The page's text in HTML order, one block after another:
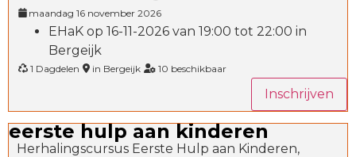
maandag 16 november 2026
EHaK op 16-11-2026 van 19:00 tot 22:00 in
Bergeijk
1 Dagdelen in Bergeijk 10 beschikbaar
Inschrijven
eerste hulp aan kinderen
Herhalingscursus Eerste Hulp aan Kinderen,